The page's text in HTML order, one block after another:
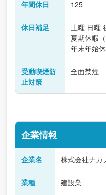
年間休日 125
休日補足
土曜 日曜
夏期休暇（
年末年始休
受動喫煙防
止対策
全面禁煙
企業情報
企業名 株式会社ナカ
業種 建設業